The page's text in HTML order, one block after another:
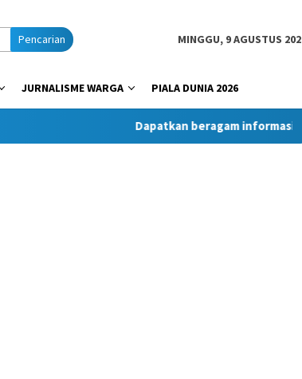
Pencarian MINGGU, 9 AGUSTUS
JURNALISME WARGA PIALA DUNIA 2026
Dapatkan beragam informasi dan